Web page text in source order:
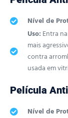
Nível de
Uso: Entra
mais
contra
usada em
Película
Nível de